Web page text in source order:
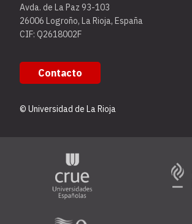
Avda. de La Paz 93-103
26006 Logroño, La Rioja, España
CIF: Q2618002F
Contacto
© Universidad de La Rioja